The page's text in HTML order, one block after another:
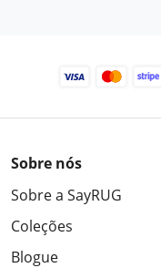
Sobre nós
Sobre a SayRUG
Coleções
Blogue